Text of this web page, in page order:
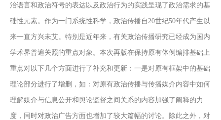
治语言和政治符号的表达以及政治行为的实践呈现了政治需求的基
础性元素。作为一门系统性科学，政治传播自20世纪50年代产生以
来一直方兴未艾。特别是近年来，有关政治传播研究已经成为国内
学术界普遍关照的重点对象。本次再版在保持原有体例编排基础上
重点对以下几个方面进行了补充和更新：一是对原有框架中的基础
理论部分进行了增删，如：对原有政治传播与传播媒介内容中如何
理解媒介与信息公开和舆论监督之间关系的内容加强了阐释的力
度，同时对政治广告方面也增加了较大篇幅的讨论。除此之外，对